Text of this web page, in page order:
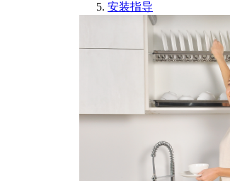
安装指导